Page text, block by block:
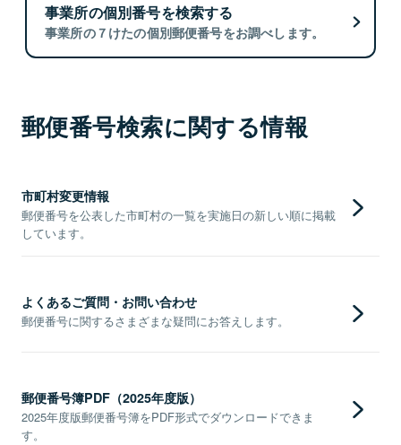
事業所の個別番号を検索する
事業所の７けたの個別郵便番号をお調べします。
郵便番号検索に関する情報
市町村変更情報
郵便番号を公表した市町村の一覧を実施日の新しい順に掲載
しています。
よくあるご質問・お問い合わせ
郵便番号に関するさまざまな疑問にお答えします。
郵便番号簿PDF（2025年度版）
2025年度版郵便番号簿をPDF形式でダウンロードできま
す。